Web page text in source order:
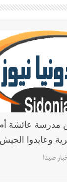
سعد تناول في
مستقلة عن المحاور
وسلالم
ثانوية السفير
اللبناني تفكيك
الإسرائيلي
عائشة أم
وعايدوا
صيدا